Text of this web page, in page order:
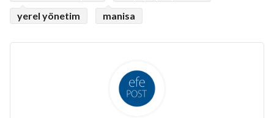
yerel yönetim
manisa